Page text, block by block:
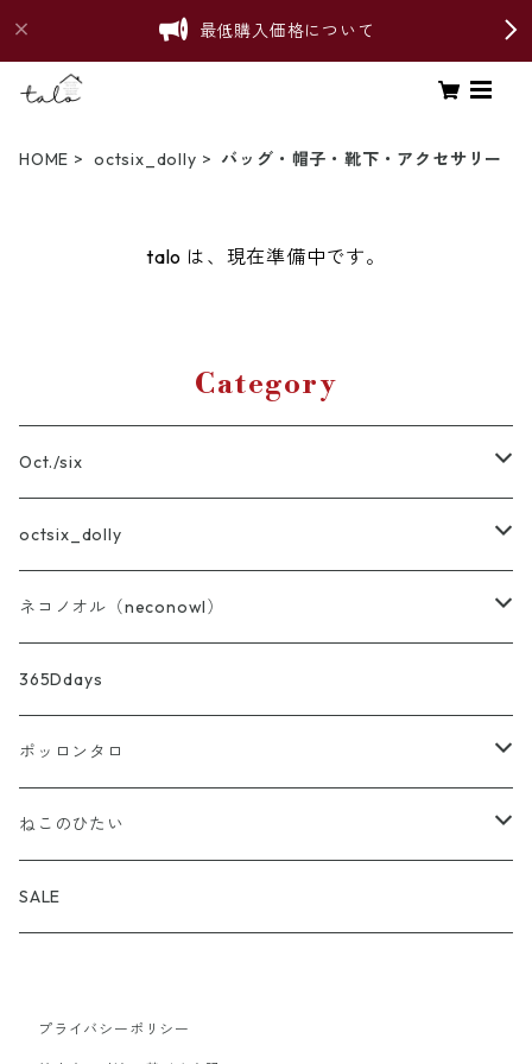
最低購入価格について
HOME octsix_dolly バッグ・帽子・靴下・アクセサリー
talo は、現在準備中です。
Category
Oct./six
バッグ・ポーチ・布雑貨
ニット
あず灸・ホットピロー
ストーンディフューザー
octsix_dolly
セット
トップス
ボトムス
アウター
バッグ・帽子・靴下・アクセサリー
ネコノオル（neconowl）
バッグ・ポーチ・布雑貨
ホットピロー
ストーンディフューザー
365Ddays
ポッロンタロ
アロマ雑貨
ブレンド精油
精油
my aroma
ねこのひたい
my aroma
SALE
プライバシーポリシー